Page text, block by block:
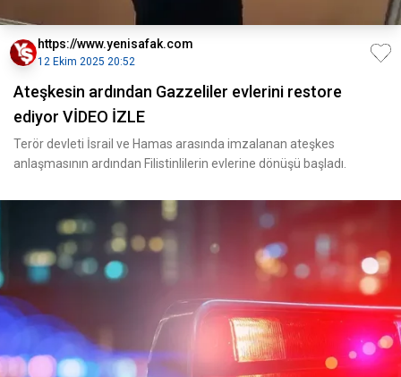
https://www.yenisafak.com
12 Ekim 2025 20:52
Ateşkesin ardından Gazzeliler evlerini restore
ediyor VİDEO İZLE
Terör devleti İsrail ve Hamas arasında imzalanan ateşkes
anlaşmasının ardından Filistinlilerin evlerine dönüşü başladı.